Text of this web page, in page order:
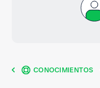
CONOCIMIENTOS